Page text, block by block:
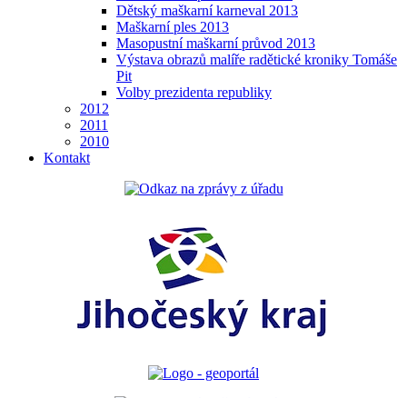
Dětský maškarní karneval 2013
Maškarní ples 2013
Masopustní maškarní průvod 2013
Výstava obrazů malíře radětické kroniky Tomáše
Pit
Volby prezidenta republiky
2012
2011
2010
Kontakt